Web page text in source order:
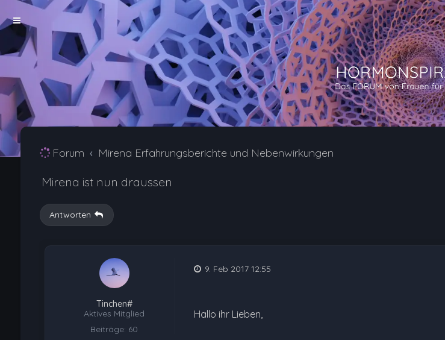
Forum Mirena Erfahrungsberichte und Nebenwirkungen
Mirena ist nun draussen
Antworten
Tinchen#
Aktives Mitglied
Beiträge: 60
9. Feb 2017 12:55
Hallo ihr Lieben,